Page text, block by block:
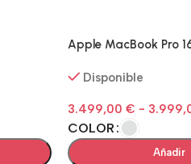
Apple MacBook Pro
Disponible
3.499,00 € -
COLOR
Añadir